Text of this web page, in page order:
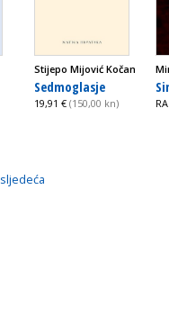
Stijepo Mijović Kočan
Sedmoglasje
19,91 € (150,00 kn)
sljedeća